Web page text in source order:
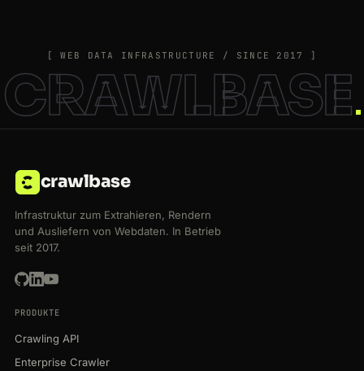
[ WEB DATA INFRASTRUCTURE / SINCE 2017 ]
CRAWLBASE
crawlbase
Infrastruktur zum Extrahieren, Rendern
und Ausliefern von Webdaten. In Betrieb
seit 2017.
PRODUKTE
Crawling API
Enterprise Crawler